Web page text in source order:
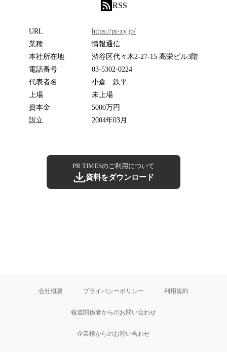
RSS
URL
https://pi-xy.jp/
業種
情報通信
本社所在地
渋谷区代々木2-27-15 高栄ビル3階
電話番号
03-5302-0224
代表者名
小倉 鉄平
上場
未上場
資本金
5000万円
設立
2004年03月
PR TIMESのご利用について
資料をダウンロード
会社概要 プライバシーポリシー 利用規約
報道関係者からのお問い合わせ
企業様からのお問い合わせ